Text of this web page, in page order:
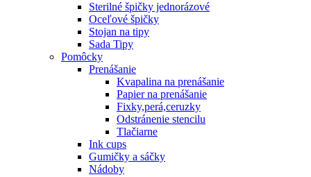
Sterilné špičky jednorázové
Oceľové špičky
Stojan na tipy
Sada Tipy
Pomôcky
Prenášanie
Kvapalina na prenášanie
Papier na prenášanie
Fixky,perá,ceruzky
Odstránenie stencilu
Tlačiarne
Ink cups
Gumičky a sáčky
Nádoby